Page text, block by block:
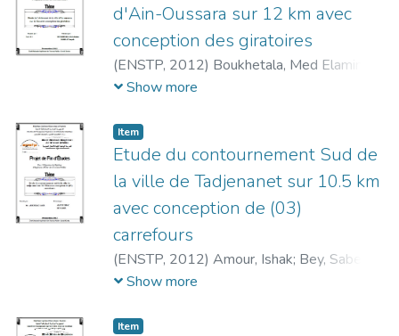
d'Ain-Oussara sur 12 km avec
conception des giratoires
(ENSTP, 2012) Boukhetala, Med Elamine
Serrat, Yaaqoub
Show more
Item
Etude du contournement Sud de
la ville de Tadjenanet sur 10.5 km
avec conception de (03)
carrefours
(ENSTP, 2012) Amour, Ishak; Bey, Saber
Abderezak, Samir
Show more
Item